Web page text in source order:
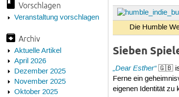
Vorschlagen
Veranstaltung vorschlagen
Archiv
Aktuelle Artikel
April 2026
Dezember 2025
November 2025
Oktober 2025
Die Humble
Sieben
„Dear Esther“🇬🇧 ist
Ferne ein
eigenen Identität zu